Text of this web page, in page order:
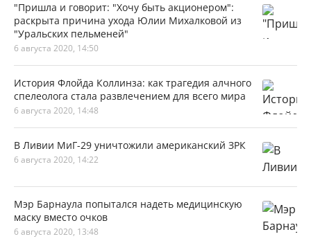
"Пришла и говорит: "Хочу быть акционером":
раскрыта причина ухода Юлии Михалковой из
"Уральских пельменей"
6 августа 2020, 14:50
История Флойда Коллинза: как трагедия алчного
спелеолога стала развлечением для всего мира
6 августа 2020, 14:48
В Ливии МиГ-29 уничтожили американский ЗРК
6 августа 2020, 14:22
Мэр Барнаула попытался надеть медицинскую
маску вместо очков
6 августа 2020, 13:48